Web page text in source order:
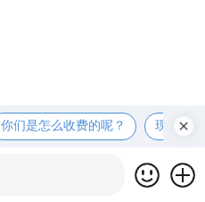
你们是怎么收费的呢？ 现在有